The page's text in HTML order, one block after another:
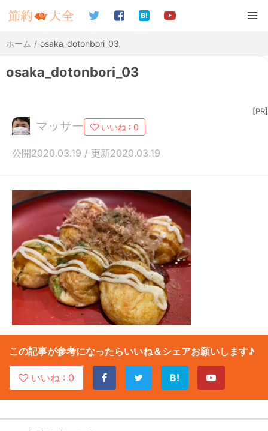
ホーム osaka_dotonbori_03
osaka_dotonbori_03
[PR]
マッサー いいね : 0
公開2020.03.19 / 更新2020.03.19
この記事が参考になったらいいね＆シェアお願いします♪
いいね : 0 B!